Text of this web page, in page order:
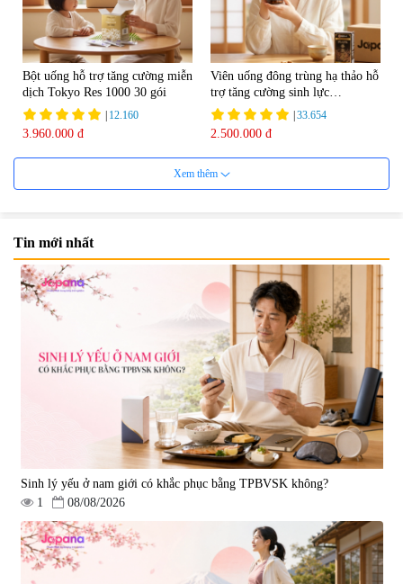
Bột uống hỗ trợ tăng cường miễn
dịch Tokyo Res 1000 30 gói
| 12.160
3.960.000 đ
Viên uống đông trùng hạ thảo hỗ
trợ tăng cường sinh lực
Tohchukasou Premium Yo
Group 180 viên - Date 08/2027
|33.654
2.500.000 đ
Mặt Nạ Nichiei Bussan Nano
miếng)
0
1.890.000 đ
Viên uống bổ não Ribeto Shoji
Ichoha Ekisu Plus - 90 viên
|57.920
1.450.000 đ
Viên uống hỗ trợ tăng cường
sinh lý nam Fujina Monster Shot
Viên uống chống lão hóa, tăng
sức khỏe Yangmiwa NMN 60
Xem thêm
Tin mới nhất
Sinh lý yếu ở nam giới có khắc phục bằng TPBVSK không?
1
08/08/2026